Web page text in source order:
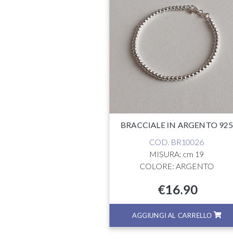
BRACCIALE IN ARGENTO 925
COD. BR10026
MISURA: cm 19
COLORE: ARGENTO
€16.90
AGGIUNGI AL CARRELLO